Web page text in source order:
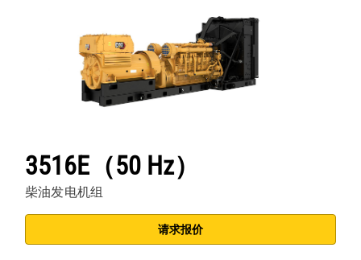
3516E（50 Hz）
柴油发电机组
请求报价